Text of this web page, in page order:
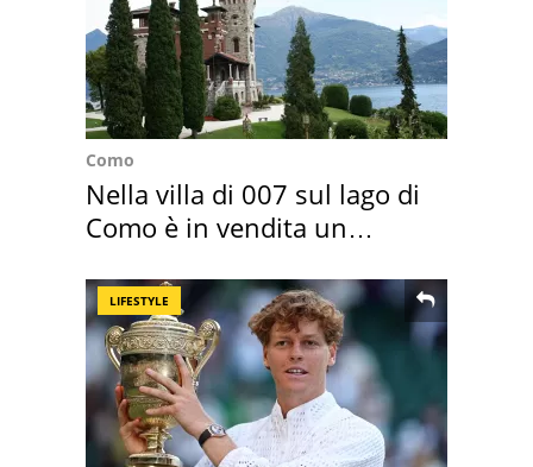
Como
Nella villa di 007 sul lago di
Como è in vendita un
LIFESTYLE